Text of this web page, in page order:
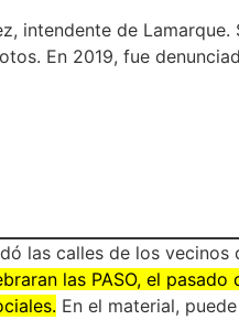
intendente de
En 2019, fue
las calles de los
las PASO, el
En el material,